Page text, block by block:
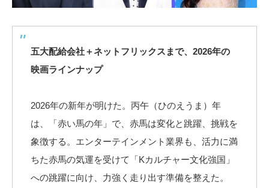
五大配給会社＋ネットフリックスまで、2026年の
映画ラインナップ
2026年の新年が明けた。丙午（ひのえうま）年
は、「赤い馬の年」で、赤馬は変化と跳躍、挑戦を
象徴する。エンターテインメント業界も、活力に満
ちた赤馬の気運を受けて「Kカルチャー文化強国」
への跳躍に向け、力強く走り出す準備を整えた。